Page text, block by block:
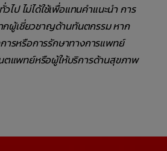
ไป ไม่ได้ใช้เพื่อแทนคำแนะนำ การ
กผู้เชี่ยวชาญด้านทันตกรรม หาก
รหรือการรักษาทางการแพทย์
ตแพทย์หรือผู้ให้บริการด้านสุขภาพ